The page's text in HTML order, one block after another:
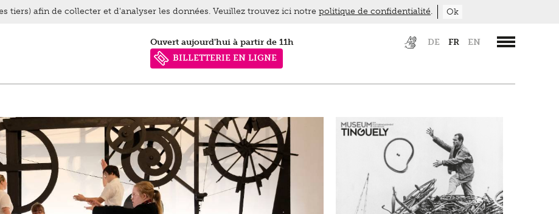
DE FR EN
Ouvert aujourd'hui à partir de 11h
BILLETTERIE EN LIGNE
tiers) afin de collecter et d'analyser les données. Veuillez trouvez ici notre politique de confidentialité. Ok